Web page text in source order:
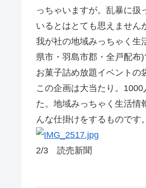
っちゃいますが。乱暴に扱
いるとはとても思えません
我が社の地域みっちゃく生
県市・羽島市郡・全戸配布
お菓子詰め放題イベントの
この企画は大当たり。
た。地域みっちゃく生活情
んな仕掛けをするものです
2/3 読売新聞